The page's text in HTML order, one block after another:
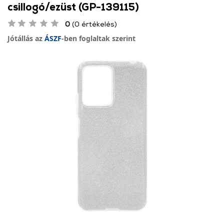
csillogó/ezüst (GP-139115)
0 (0 értékelés)
Jótállás az ÁSZF-ben foglaltak szerint